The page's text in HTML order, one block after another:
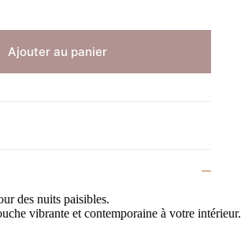
Ajouter au panier
des nuits paisibles.
vibrante et contemporaine à votre intérieur.